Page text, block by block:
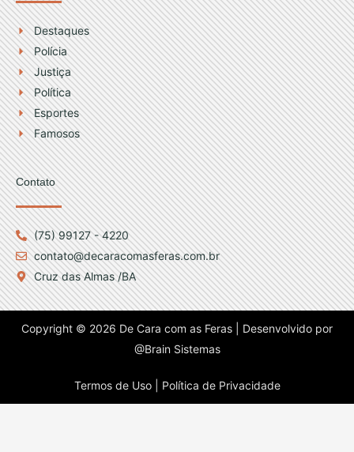
Destaques
Polícia
Justiça
Política
Esportes
Famosos
Contato
(75) 99127 - 4220
contato@decaracomasferas.com.br
Cruz das Almas /BA
Copyright © 2026 De Cara com as Feras | Desenvolvido por
@Brain Sistemas
Termos de Uso | Política de Privacidade